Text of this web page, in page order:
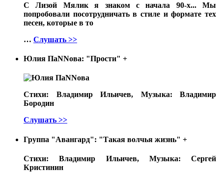
С Лизой Мялик я знаком с начала 90-х... Мы
попробовали посотрудничать в стиле и формате тех
песен, которые в то
… Слушать >>
Юлия ПаNNова: "Прости" +
Стихи: Владимир Ильичев, Музыка: Владимир
Бородин
Слушать >>
Группа "Авангард": "Такая волчья жизнь" +
Стихи: Владимир Ильичев, Музыка: Сергей
Кристинин